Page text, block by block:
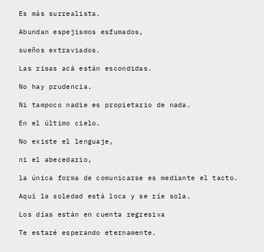
Es más surrealista.
Abundan espejismos esfumados,
sueños extraviados.
Las risas acá están escondidas.
No hay prudencia.
Ni tampoco nadie es propietario de nada.
En el último cielo.
No existe el lenguaje,
ni el abecedario,
la única forma de comunicarse es mediante el tacto.
Aquí la soledad está loca y se ríe sola.
Los días están en cuenta regresiva
Te estaré esperando eternamente.